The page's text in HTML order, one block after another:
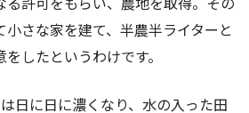
さな家を建て、半農半ライターと
したというわけです。
日に日に濃くなり、水の入った田